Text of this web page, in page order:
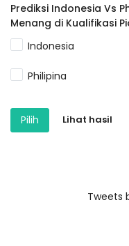
Prediksi Indonesia Vs
Menang di Kualifikasi
Indonesia
Philipina
Pilih Lihat hasil
Tweets